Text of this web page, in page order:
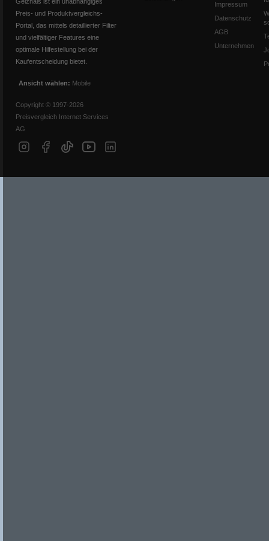
Preis- und Produktvergleichs-
Portal, das mittels detaillierter Filter
und vielfältiger Features eine
optimale Hilfestellung bei der
Kaufentscheidung bietet.
Ansicht wählen: Mobile
Copyright © 1997-2026
Preisvergleich Internet Services
AG
Impressum
Datenschutz
AGB
Unternehmen